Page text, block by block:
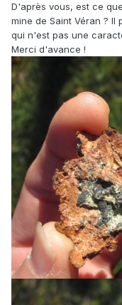
D'après vous, est ce
mine de Saint Véran ? Il
qui n'est pas une
Merci d'avance !